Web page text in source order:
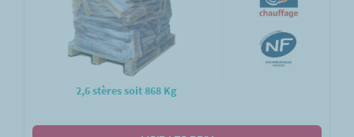
2,6 stères soit 868 Kg